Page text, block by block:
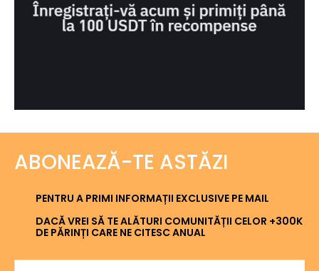
ABONEAZĂ-TE ASTĂZI
PENTRU A PRIMI INFORMAȚII EXCLUSIVE PE MAIL
DACĂ VREI SĂ TE ALĂTURI COMUNITĂȚII CELOR +300K
DE PĂRINȚI CARE NE CITESC ANUAL